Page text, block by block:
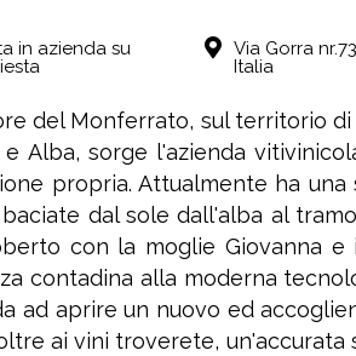
in azienda su
Via Gorra
Italia
del Monferrato, sul territorio
Alba, sorge l'azienda
propria. Attualmente ha
dal sole dall'alba al
con la moglie Giovanna
contadina alla moderna
ad aprire un nuovo ed
ai vini troverete,